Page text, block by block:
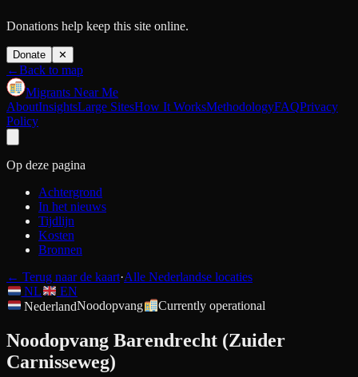
Donations help keep this site online.
Donate ✕
←Back to map
Migrants Near Me
AboutInsightsLarge SitesHow It WorksMethodologyFAQPrivacy
Policy
Op deze pagina
Achtergrond
In het nieuws
Tijdlijn
Kosten
Bronnen
← Terug naar de kaart·Alle Nederlandse locaties
NL
EN
NederlandNoodopvang Currently operational
Noodopvang Barendrecht (Zuider
Carnisseweg)